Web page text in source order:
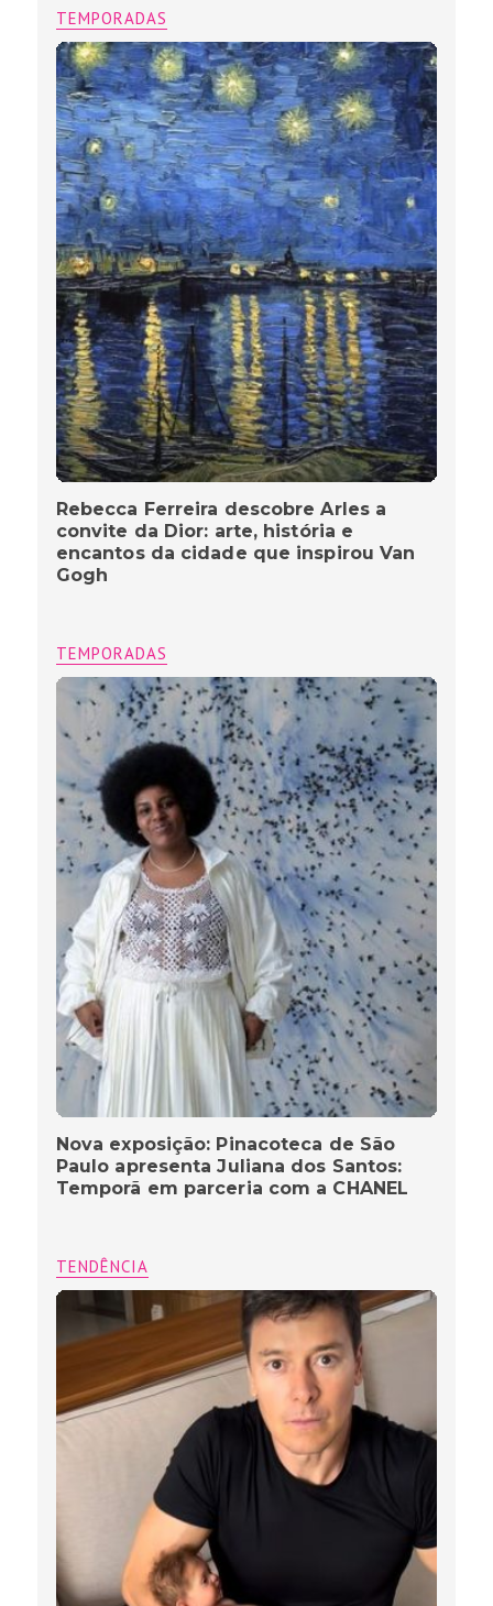
TEMPORADAS
Rebecca Ferreira descobre Arles a
convite da Dior: arte, história e
encantos da cidade que inspirou Van
Gogh
TEMPORADAS
Nova exposição: Pinacoteca de São
Paulo apresenta Juliana dos Santos:
Temporã em parceria com a CHANEL
TENDÊNCIA